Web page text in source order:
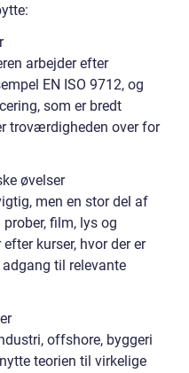
arbejder efter
EN ISO 9712, og
som er bredt
troværdigheden over for
øvelser
men en stor del af
film, lys og
kurser, hvor der er
til relevante
offshore, byggeri
teorien til virkelige